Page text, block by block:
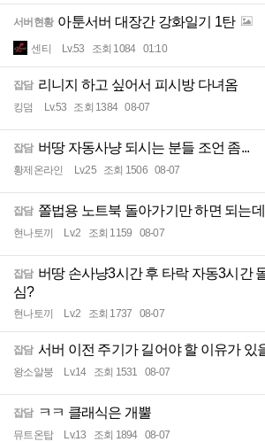
서버현황 아툰서버 대장간 강화일기 1탄
센티 Lv.53 조회 1084 01:10
잡담 리니지 하고 싶어서 피시방 다녀옴
킹덤 Lv.53 조회 1384 08-07
잡담 버땅 자동사냥 되시는 분들 조언 좀...
황제온라인 Lv.25 조회 1506 08-07
잡담 쫄법용 노트북 돌아가기만 하면 되는데
현나토끼 Lv.2 조회 1159 08-07
잡담 버땅 손사냥3시간 후 타락 자동3시간
심?
현나토끼 Lv.2 조회 1737 08-07
잡담 서버 이전 주기가 길어야 할 이유가 있
왕소알붕 Lv.14 조회 1531 08-07
잡담 ㅋㅋ 클래식은 개뿔
뮤트온탑 Lv.13 조회 1894 08-07